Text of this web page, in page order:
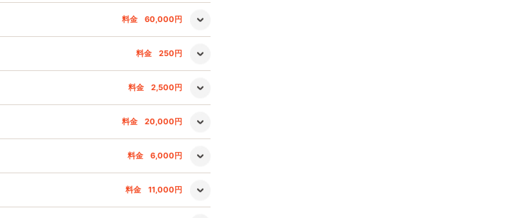
料金 60,000円
料金 250円
料金 2,500円
料金 20,000円
料金 6,000円
料金 11,000円